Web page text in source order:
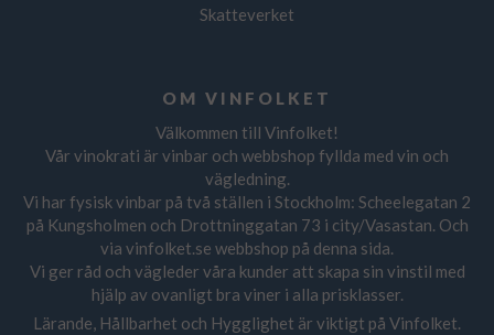
Skatteverket
OM VINFOLKET
Välkommen till Vinfolket!
Vår vinokrati är vinbar och webbshop fyllda med vin och
vägledning.
Vi har fysisk vinbar på två ställen i Stockholm: Scheelegatan 2
på Kungsholmen och Drottninggatan 73 i city/Vasastan. Och
via vinfolket.se webbshop på denna sida.
Vi ger råd och vägleder våra kunder att skapa sin vinstil med
hjälp av ovanligt bra viner i alla prisklasser.
Lärande, Hållbarhet och Hygglighet är viktigt på Vinfolket.